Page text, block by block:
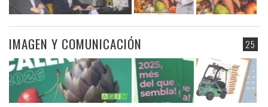
25
IMAGEN Y COMUNICACIÓN